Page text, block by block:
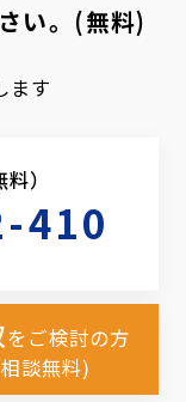
い。(無料)
ます
）
410
をご検討の方
談無料)